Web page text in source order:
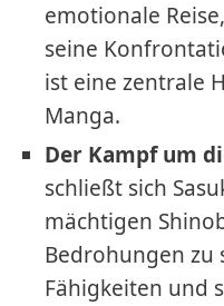
emotionale
seine
ist eine zentrale
Manga.
Der Kampf um
schließt sich
mächtigen
Bedrohungen zu
Fähigkeiten und